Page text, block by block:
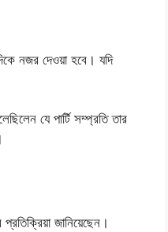
নজর দেওয়া হবে। যদি
যে পার্টি সম্প্রতি তার
জানিয়েছেন।